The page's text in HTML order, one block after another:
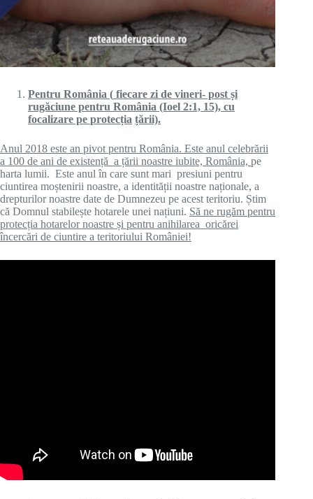
Pentru România ( fiecare zi de vineri- post și
rugăciune pentru România (Ioel 2:1, 15), cu
focalizare pe protecția țării).
Anul 2018 este an pivot pentru România. Este anul celebrării
a 100 de ani de existență a țării noastre iubite, România, pe
harta lumii. Este anul în care sunt mari presiuni pentru
ciuntirea moștenirii noastre, a identității noastre naționale, a
drepturilor noastre date de Dumnezeu pe acest teritoriu. Știm
că Domnul stabilește hotarele unei națiuni. Să ne rugăm pentru
protecția hotarelor noastre și pentru anihilarea oricărei
încercări de ciuntire a teritoriului României!